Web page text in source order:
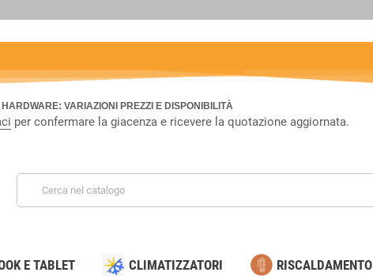
VARIAZIONI PREZZI E DISPONIBILITÀ
per confermare la giacenza e ricevere la quotazione aggiornata.
E TABLET CLIMATIZZATORI RISCALDAMENTO